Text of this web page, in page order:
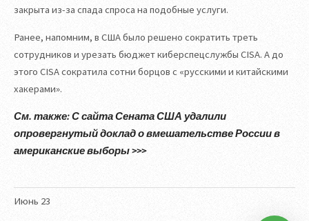
Июнь 23
закрыта из-за спада спроса на подобные услуги.
Ранее, напомним, в США было решено сократить треть
сотрудников и урезать бюджет киберспецслужбы CISA. А до
этого CISA сократила сотни борцов с «русскими и китайскими
хакерами».
См. также: С сайта Сената США удалили
опровергнутый доклад о вмешательстве России в
американские выборы >>>